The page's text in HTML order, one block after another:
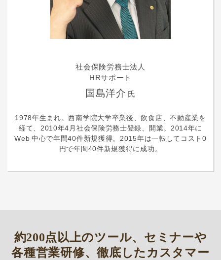
社会保険労務士法人
HRサポート
国島洋介 氏
1978年生まれ。西南学院大学卒業後、飲食店、不動産業を
経て、2010年4月社会保険労務士登録、開業。2014年に
Web 中心で年間40件新規獲得。2015年は一転してコスト0
円で年間40件新規獲得に成功。
約200点以上のツール、セミナーや
各種営業研修、徹底したカスタマー